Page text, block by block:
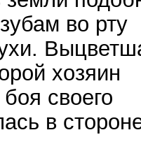
во рту
хозяин
своего
в